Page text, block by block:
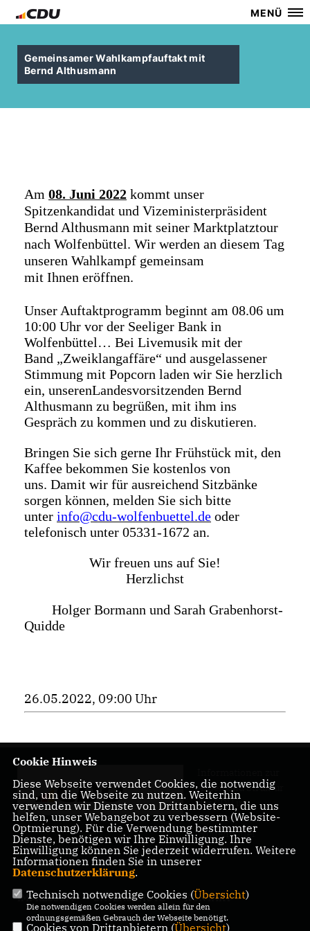
MENÜ
Gemeinsamer Wahlkampfauftakt mit
Bernd Althusmann
Am 08. Juni 2022 kommt unser
Spitzenkandidat und Vizeministerpräsident
Bernd Althusmann mit seiner Marktplatztour
nach Wolfenbüttel. Wir werden an diesem Tag
unseren Wahlkampf gemeinsam
mit Ihnen eröffnen.
Unser Auftaktprogramm beginnt am 08.06 um
10:00 Uhr vor der Seeliger Bank in
Wolfenbüttel
Bei Livemusik mit der
Band
Zweiklangaffäre“ und ausgelassener
Stimmung mit Popcorn laden wir Sie herzlich
ein, unserenLandesvorsitzenden Bernd
Althusmann zu begrüßen, mit ihm ins
Gespräch zu kommen und zu diskutieren.
Bringen Sie sich gerne Ihr Frühstück mit, den
Kaffee bekommen Sie kostenlos von
uns. Damit wir für ausreichend Sitzbänke
sorgen können, melden Sie sich bitte
unter info@cdu-wolfenbuettel.de oder
telefonisch unter 05331-1672 an.
Wir freuen uns auf Sie!
Herzlichst
Holger Bormann und Sarah Grabenhorst-
Quidde
26.05.2022, 09:00 Uhr
Arbeit und Struktur
der CDU im
Kreisverband
Wolfenbüttel
IMPRESSUM DATENSCHUTZ KONTAKT
Cookie Hinweis
Diese Webseite verwendet Cookies, die notwendig
sind, um die Webseite zu nutzen. Weiterhin
verwenden wir Dienste von Drittanbietern, die uns
helfen, unser Webangebot zu verbessern (Website-
Optmierung). Für die Verwendung bestimmter
Dienste, benötigen wir Ihre Einwilligung. Ihre
Einwilligung können Sie jederzeit widerrufen. Weitere
Informationen finden Sie in unserer
Datenschutzerklärung.
Technisch notwendige Cookies (Übersicht)
Die notwendigen Cookies werden allein für den
ordnungsgemäßen Gebrauch der Webseite benötigt.
Cookies von Drittanbietern (Übersicht)